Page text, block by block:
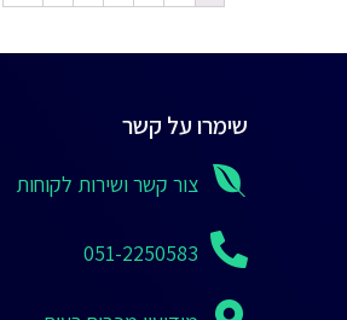
שימרו על קשר
צור קשר ושירות לקוחות
051-2250583